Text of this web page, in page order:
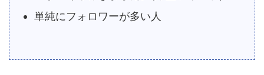
単純にフォロワーが多い人